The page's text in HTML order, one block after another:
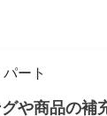
ート
や商品の補